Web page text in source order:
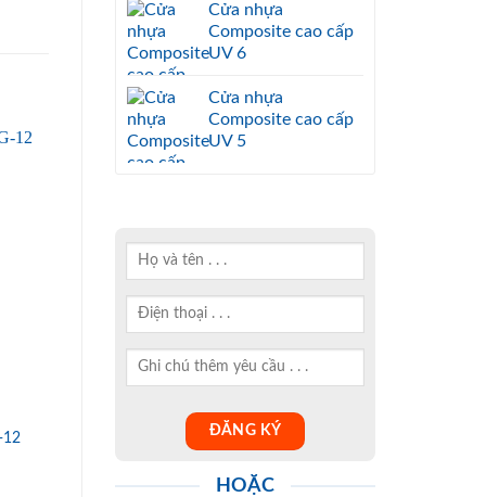
Cửa nhựa
Composite cao cấp
UV 6
Cửa nhựa
Composite cao cấp
UV 5
HOẶC
12